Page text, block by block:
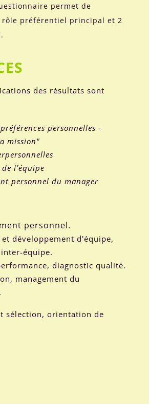
permet de
préférentiel principal et 2
des résultats sont
personnelles -
mission"
l’équipe
personnel du manager
personnel.
développement d'équipe,
équipe.
diagnostic qualité.
management du
sélection, orientation de